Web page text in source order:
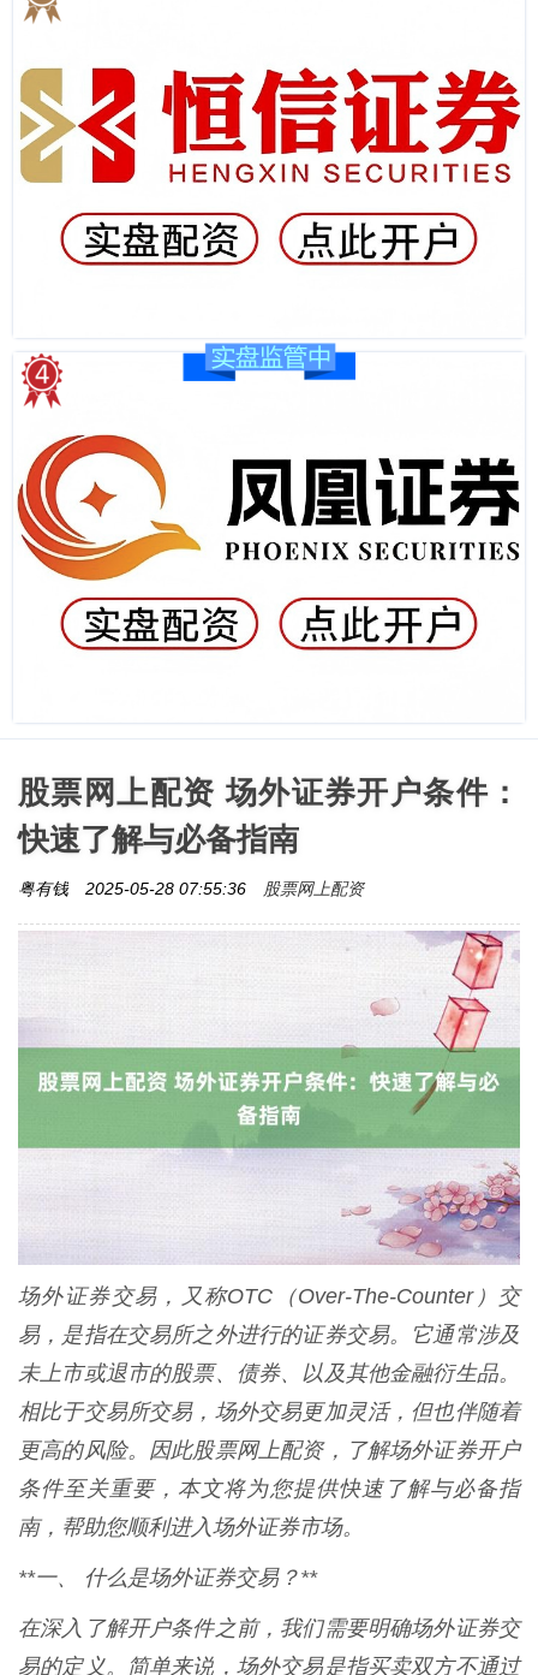
股票网上配资 场外证券开户条件：
快速了解与必备指南
粤有钱 2025-05-28 07:55:36 股票网上配资
场外证券交易，又称OTC（Over-The-Counter）交
易，是指在交易所之外进行的证券交易。它通常涉及
未上市或退市的股票、债券、以及其他金融衍生品。
相比于交易所交易，场外交易更加灵活，但也伴随着
更高的风险。因此股票网上配资，了解场外证券开户
条件至关重要，本文将为您提供快速了解与必备指
南，帮助您顺利进入场外证券市场。
**一、 什么是场外证券交易？**
在深入了解开户条件之前，我们需要明确场外证券交
易的定义。简单来说，场外交易是指买卖双方不通过